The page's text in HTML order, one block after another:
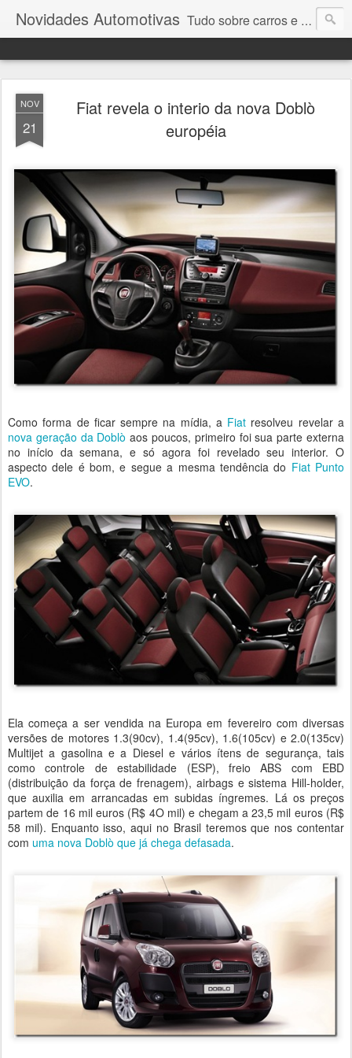
Novidades Automotivas Tudo sobre carros e motores
NOV
21
Fiat revela o interio da nova Doblò
européia
Como forma de ficar sempre na mídia, a Fiat resolveu revelar a
nova geração da Doblò aos poucos, primeiro foi sua parte externa
no início da semana, e só agora foi revelado seu interior. O
aspecto dele é bom, e segue a mesma tendência do Fiat Punto
EVO.
Ela começa a ser vendida na Europa em fevereiro com diversas
versões de motores 1.3(90cv), 1.4(95cv), 1.6(105cv) e 2.0(135cv)
Multijet a gasolina e a Diesel e vários ítens de segurança, tais
como controle de estabilidade (ESP), freio ABS com EBD
(distribuição da força de frenagem), airbags e sistema Hill-holder,
que auxilia em arrancadas em subidas íngremes. Lá os preços
partem de 16 mil euros (R$ 4O mil) e chegam a 23,5 mil euros (R$
58 mil). Enquanto isso, aqui no Brasil teremos que nos contentar
com uma nova Doblò que já chega defasada.